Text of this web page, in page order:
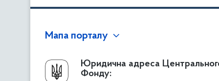
Мапа порталу
Про Фонд
Керівництво
Юридична адреса
Фонду: